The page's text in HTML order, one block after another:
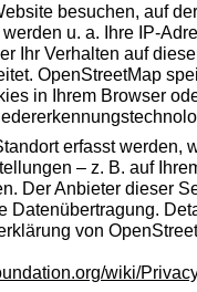
besuchen, auf
u. a. Ihre IP-
Ihr Verhalten auf
OpenStreetMap
in Ihrem Browser
erfasst werden,
– z. B. auf
Der Anbieter dieser
Datenübertragung.
von
wiki/